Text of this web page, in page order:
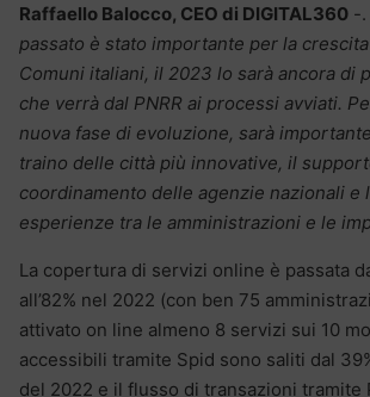
Raffaello Balocco, CEO di DIGITAL360 -.
passato è stato importante per la
Comuni italiani, il 2023 lo sarà ancora di
che verrà dal PNRR ai processi avviati.
nuova fase di evoluzione, sarà
traino delle città più innovative, il
coordinamento delle agenzie nazionali e
esperienze tra le amministrazioni e le
La copertura di servizi online è passata
all’82% nel 2022 (con ben 75
attivato on line almeno 8 servizi sui 10
accessibili tramite Spid sono saliti dal
del 2022 e il flusso di transazioni tramite